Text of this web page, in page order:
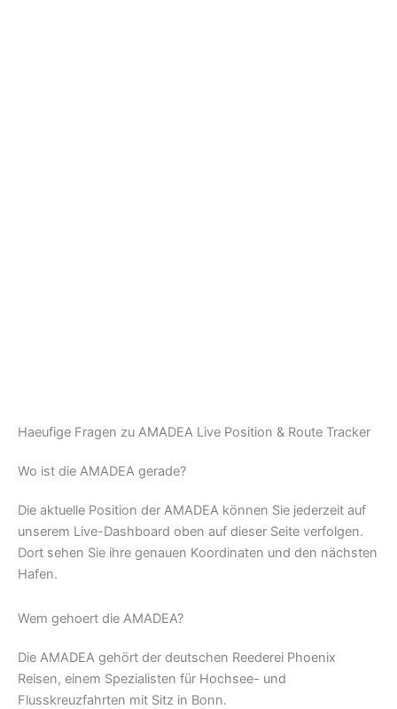
Haeufige Fragen zu AMADEA Live Position & Route Tracker
Wo ist die AMADEA gerade?
Die aktuelle Position der AMADEA können Sie jederzeit auf
unserem Live-Dashboard oben auf dieser Seite verfolgen.
Dort sehen Sie ihre genauen Koordinaten und den nächsten
Hafen.
Wem gehoert die AMADEA?
Die AMADEA gehört der deutschen Reederei Phoenix
Reisen, einem Spezialisten für Hochsee- und
Flusskreuzfahrten mit Sitz in Bonn.